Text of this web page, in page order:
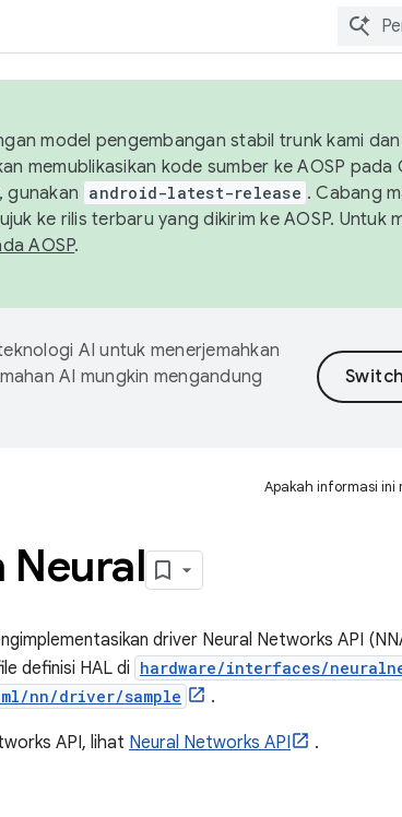
model pengembangan stabil trunk kami
memublikasikan kode sumber ke AOSP pada
gunakan android-latest-release . Cabang
ke rilis terbaru yang dikirim ke AOSP. Untuk
AOSP.
AI untuk menerjemahkan
AI mungkin mengandung
Apakah informasi ini
Neural
driver Neural Networks API
definisi HAL di hardware/interfaces/
ml/nn/driver/sample .
API, lihat Neural Networks API .